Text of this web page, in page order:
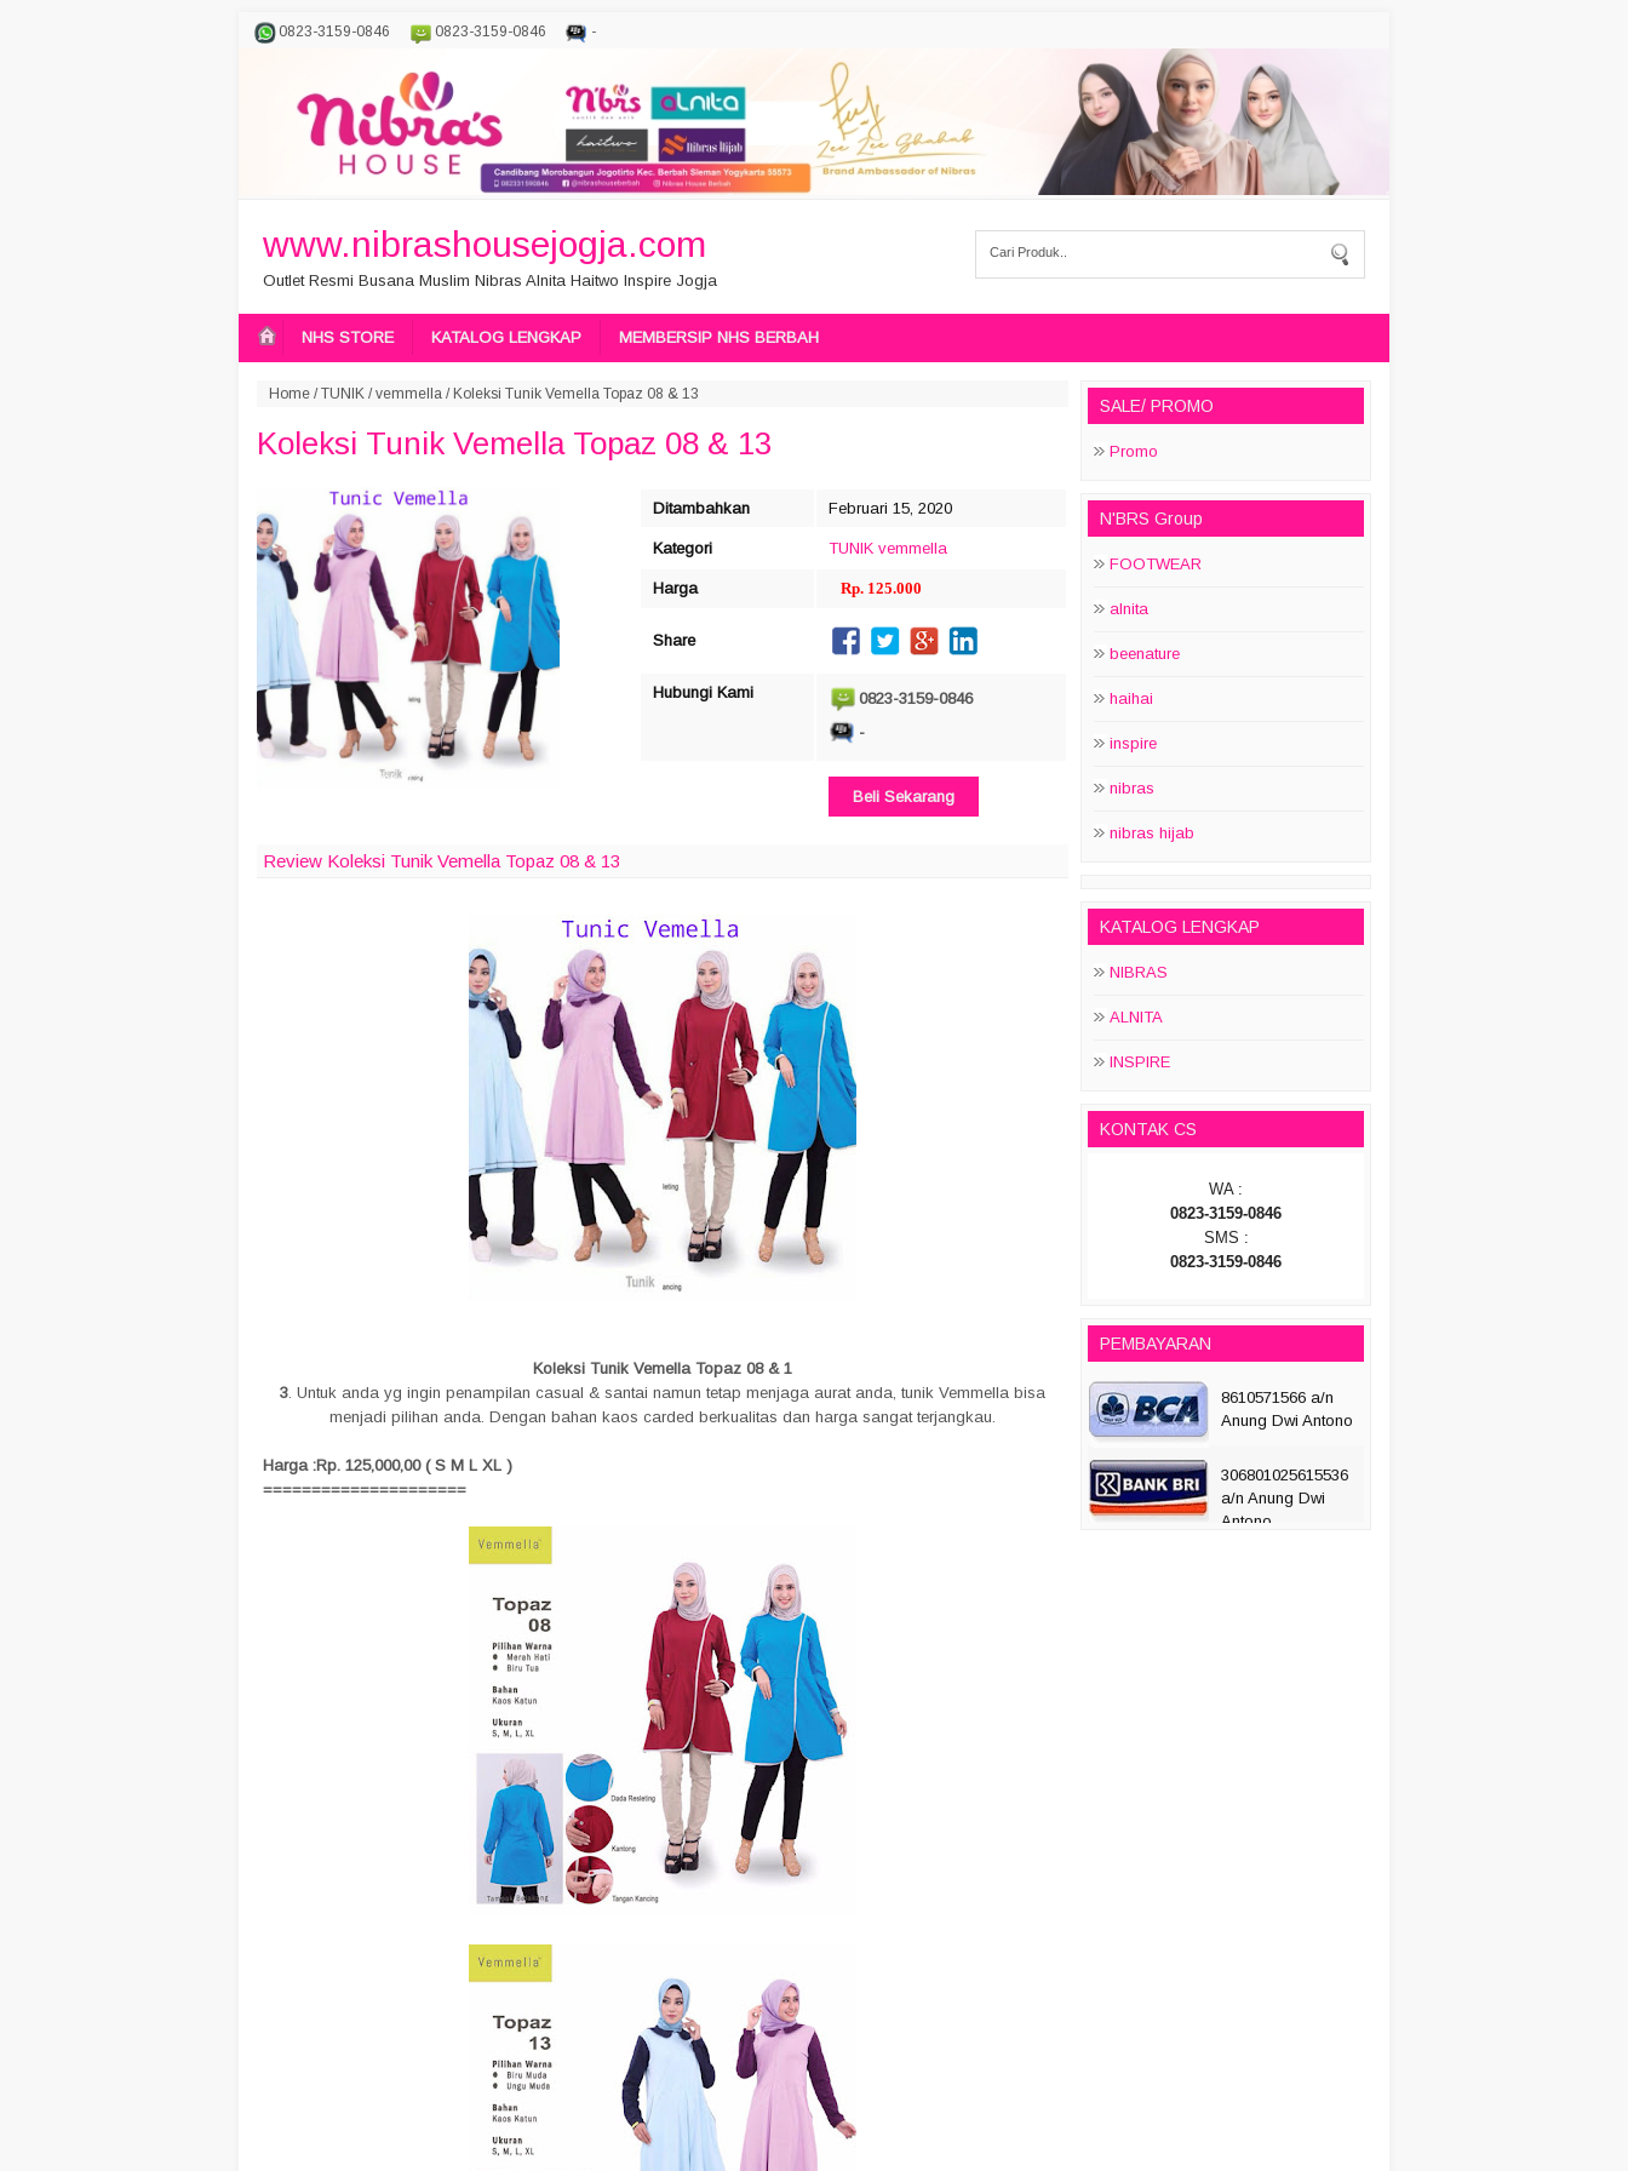
0823-3159-0846 0823-3159-0846 -
www.nibrashousejogja.com
Outlet Resmi Busana Muslim Nibras Alnita Haitwo Inspire Jogja
NHS STORE KATALOG LENGKAP MEMBERSIP NHS BERBAH
Home /TUNIK /vemmella / Koleksi Tunik Vemella Topaz 08 & 13
Koleksi Tunik Vemella Topaz 08 & 13
click to zoom
Ditambahkan Februari 15, 2020
Kategori TUNIK vemmella
Harga Rp. 125.000
Share
Hubungi Kami
0823-3159-0846
-
Beli Sekarang
Review Koleksi Tunik Vemella Topaz 08 & 13
Koleksi Tunik Vemella Topaz 08 & 1
3 . Untuk anda yg ingin penampilan casual & santai namun tetap menjaga aurat anda, tunik Vemmella bisa
menjadi pilihan anda. Dengan bahan kaos carded berkualitas dan harga sangat terjangkau.
Harga :Rp. 125,000,00 ( S M L XL )
=====================
SALE/ PROMO
Promo
N'BRS Group
FOOTWEAR
alnita
beenature
haihai
inspire
nibras
nibras hijab
KATALOG LENGKAP
NIBRAS
ALNITA
INSPIRE
KONTAK CS
WA :
0823-3159-0846
SMS :
0823-3159-0846
PEMBAYARAN
8610571566 a/n
Anung Dwi Antono
306801025615536
a/n Anung Dwi
Antono